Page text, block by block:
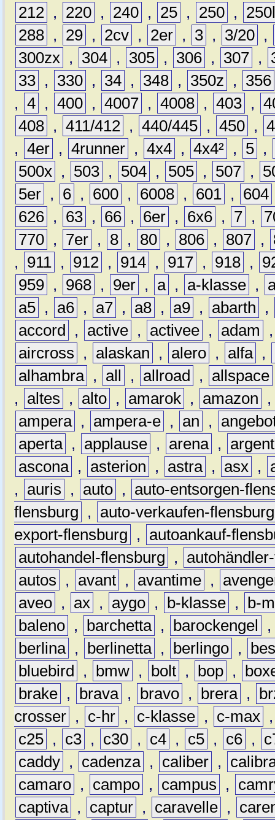
212 , 220 , 240 , 25 , 250 ,
288 , 29 , 2cv , 2er , 3 , 3/20 ,
300zx , 304 , 305 , 306 , 307 ,
33 , 330 , 34 , 348 , 350z ,
356
, 4 , 400 , 4007 , 4008 , 403 ,
408 , 411/412 , 440/445 , 450 ,
, 4er , 4runner , 4x4 , 4x4² , 5 ,
500x , 503 , 504 , 505 , 507 ,
5er , 6 , 600 , 6008 , 601 , 604
626 , 63 , 66 , 6er , 6x6 , 7 ,
770 , 7er , 8 , 80 , 806 , 807 ,
,
911 , 912 , 914 , 917 , 918 ,
959 , 968 , 9er , a , a-klasse ,
a5 , a6 , a7 , a8 , a9 , abarth
,
accord
, active , activee , adam
aircross
, alaskan , alero , alfa ,
alhambra , all , allroad , allspace
,
altes , alto , amarok , amazon
ampera , ampera-e , an ,
aperta , applause , arena ,
ascona , asterion , astra , asx ,
,
auris , auto ,
auto-entsorgen-
flensburg
,
auto-verkaufen-flensburg
export-flensburg
,
autoankauf-
autohandel-flensburg
,
autos
, avant , avantime ,
aveo , ax , aygo , b-klasse ,
b-
baleno , barchetta , barockengel
berlina , berlinetta , berlingo ,
bluebird
, bmw , bolt , bop ,
brake , brava , bravo , brera ,
crosser , c-hr , c-klasse , c-max
c25 , c3 , c30 , c4 , c5 , c6 ,
caddy , cadenza , caliber ,
camaro , campo , campus ,
captiva , captur , caravelle ,